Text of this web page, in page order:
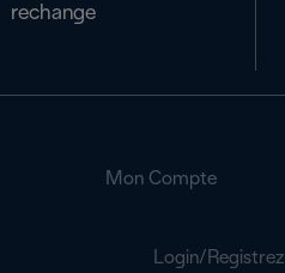
rechange
Mon Compte
Login/Registrez